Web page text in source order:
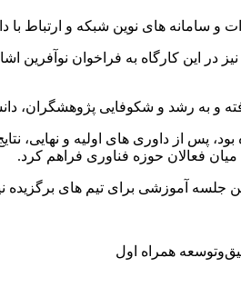
های نوین شبکه و ارتباط با
در این کارگاه به فراخوان
و به رشد و شکوفایی پژوهشگران،
فعالان حوزه فناوری فراهم کرد.
جلسه آموزشی برای تیم های